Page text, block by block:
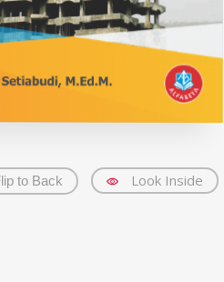
to Back Look Inside